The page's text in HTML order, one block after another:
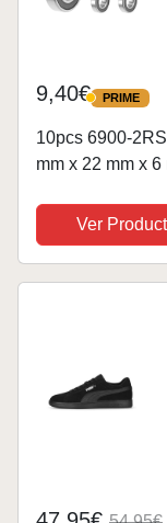
9,40€ PRIME
PRIME
10pcs 6900-
mm x 22 mm x 6
Seal Deep
double shielded
Bearing For
Skateboarding
Ver